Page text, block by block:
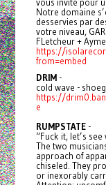
Notre domaine
desservies par
votre niveau,
FLetcheur +
https://
from=embed
DRIM-
cold wave -
https://
e
RUMPSTATE-
“Fuck it, let’s
The two
approach of
chiseled. They
or inexorably